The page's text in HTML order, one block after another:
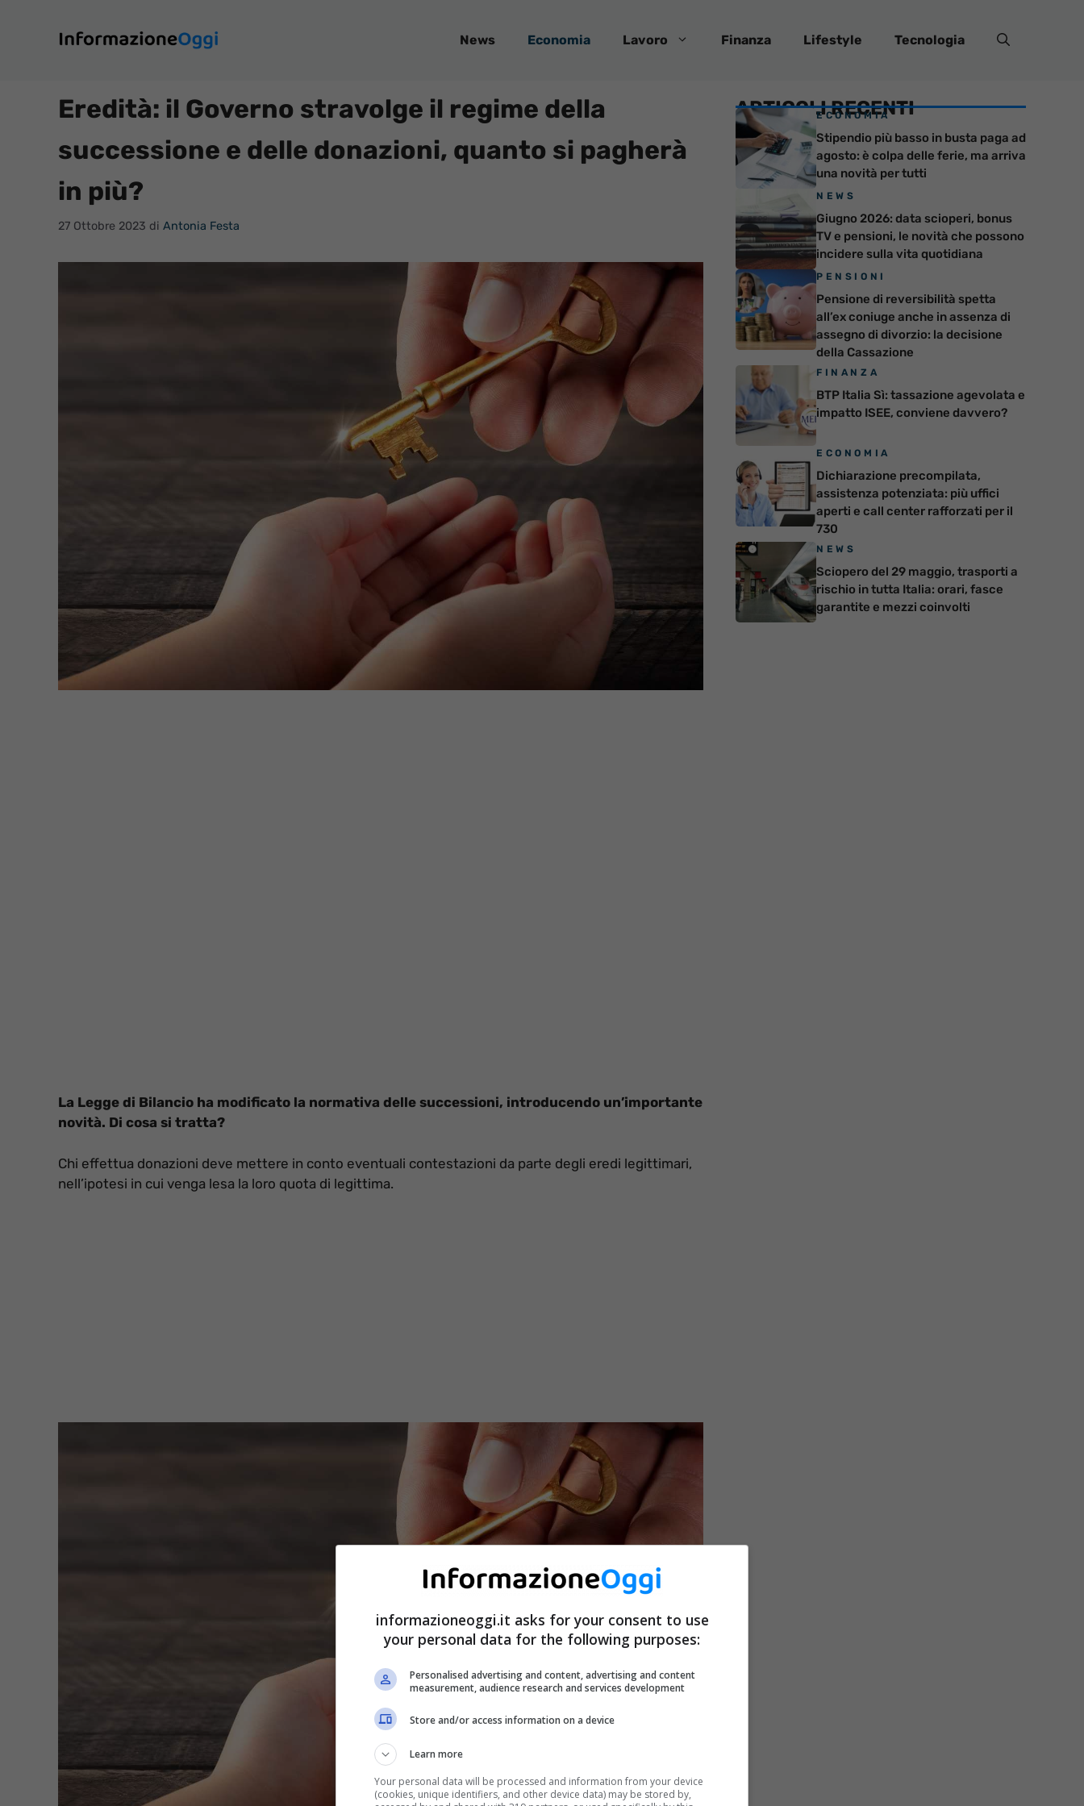
contenuto
News Economia Lavoro Finanza Lifestyle Tecnologia
Eredità: il Governo stravolge il regime della
successione e delle donazioni, quanto si pagherà
in più?
27 Ottobre 2023 di Antonia Festa
La Legge di Bilancio ha modificato la normativa delle successioni, introducendo un’importante
novità. Di cosa si tratta?
Chi effettua donazioni deve mettere in conto eventuali contestazioni da parte degli eredi legittimari,
nell’ipotesi in cui venga lesa la loro quota di legittima.
ARTICOLI RECENTI
ECONOMIA
Stipendio più basso in busta paga ad
agosto: è colpa delle ferie, ma arriva
una novità per tutti
NEWS
Giugno 2026: data scioperi, bonus
TV e pensioni, le novità che possono
incidere sulla vita quotidiana
PENSIONI
Pensione di reversibilità spetta
all’ex coniuge anche in assenza di
assegno di divorzio: la decisione
della Cassazione
FINANZA
BTP Italia Sì: tassazione agevolata e
impatto ISEE, conviene davvero?
ECONOMIA
Dichiarazione precompilata,
assistenza potenziata: più uffici
aperti e call center rafforzati per il
730
NEWS
Sciopero del 29 maggio, trasporti a
rischio in tutta Italia: orari, fasce
garantite e mezzi coinvolti
informazioneoggi.it asks for your consent to use
your personal data for the following purposes:
Personalised advertising and content, advertising and content
measurement, audience research and services development
Store and/or access information on a device
Learn more
Your personal data will be processed and information from your device
(cookies, unique identifiers, and other device data) may be stored by,